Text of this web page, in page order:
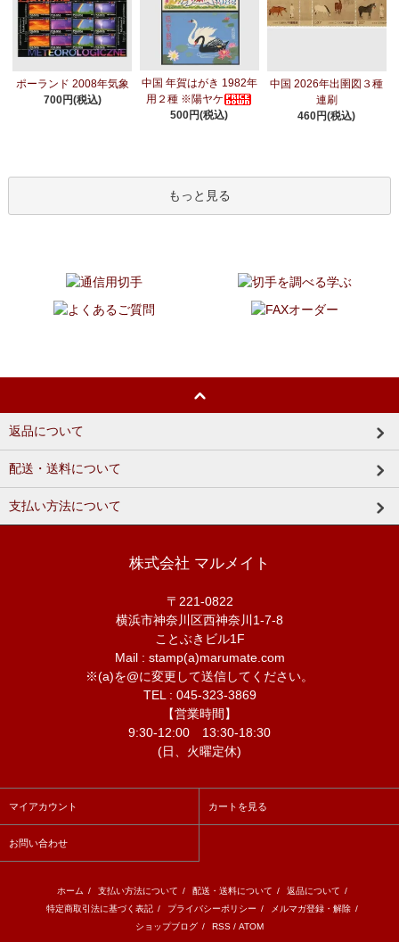
ポーランド 2008年気象
700円(税込)
中国 年賀はがき 1982年
用２種 ※陽ヤケ
500円(税込)
中国 2026年出圉図３種
連刷
460円(税込)
もっと見る
返品について
配送・送料について
支払い方法について
株式会社 マルメイト
〒221-0822
横浜市神奈川区西神奈川1-7-8
ことぶきビル1F
Mail : stamp(a)marumate.com
※(a)を@に変更して送信してください。
TEL : 045-323-3869
【営業時間】
9:30-12:00 13:30-18:30
(日、火曜定休)
マイアカウント カートを見る
お問い合わせ
ホーム / 支払い方法について / 配送・送料について / 返品について /
特定商取引法に基づく表記 / プライバシーポリシー / メルマガ登録・解除 /
ショップブログ / RSS / ATOM